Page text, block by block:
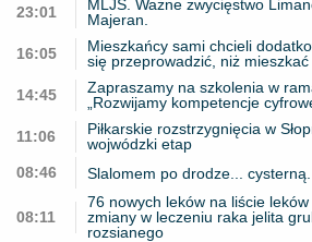
23:01
MLJS. Ważne zwycięstwo
Majeran.
16:05
Mieszkańcy sami chcieli
się przeprowadzić, niż
14:45
Zapraszamy na szkolenia w
„Rozwijamy kompetencje
11:06
Piłkarskie rozstrzygnięcia w
wojwódzki etap
08:46
Slalomem po drodze...
08:11
76 nowych leków na liście
zmiany w leczeniu raka jelita
rozsianego